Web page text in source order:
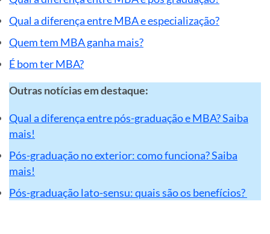
Qual a diferença entre MBA e especialização?
Quem tem MBA ganha mais?
É bom ter MBA?
Outras notícias em destaque:
Qual a diferença entre pós-graduação e MBA? Saiba
mais!
Pós-graduação no exterior: como funciona? Saiba
mais!
Pós-graduação lato-sensu: quais são os benefícios?